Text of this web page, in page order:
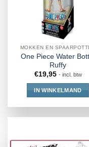
MOKKEN EN
One Piece Water
Ruffy
€19,95 - incl. btw
IN WINKELMAND